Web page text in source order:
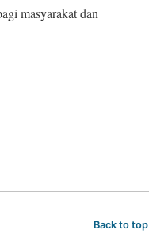
masyarakat dan
Back to top